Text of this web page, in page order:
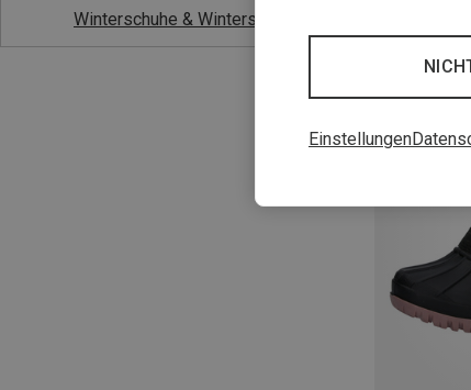
Winterschuhe & Winterstiefel
Einstellungen